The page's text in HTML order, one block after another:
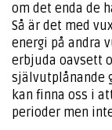
om det enda de
Så är det med
energi på andra
erbjuda oavsett
självutplånande
kan finna oss i
perioder men